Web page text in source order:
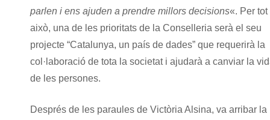
parlen i ens ajuden a prendre millors decisions«. Per tot
això, una de les prioritats de la Conselleria serà el seu
projecte “Catalunya, un país de dades” que requerirà la
col·laboració de tota la societat i ajudarà a canviar la
de les persones.
Després de les paraules de Victòria Alsina, va arribar la